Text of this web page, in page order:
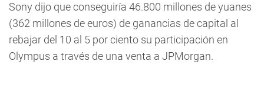
Sony dijo que conseguiría 46.800 millones de yuanes
(362 millones de euros) de ganancias de capital al
rebajar del 10 al 5 por ciento su participación en
Olympus a través de una venta a JPMorgan.